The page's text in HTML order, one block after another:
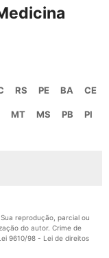
RS PE BA CE
MT MS PB PI
reprodução, parcial ou
do autor. Crime de
9610/98 - Lei de direitos